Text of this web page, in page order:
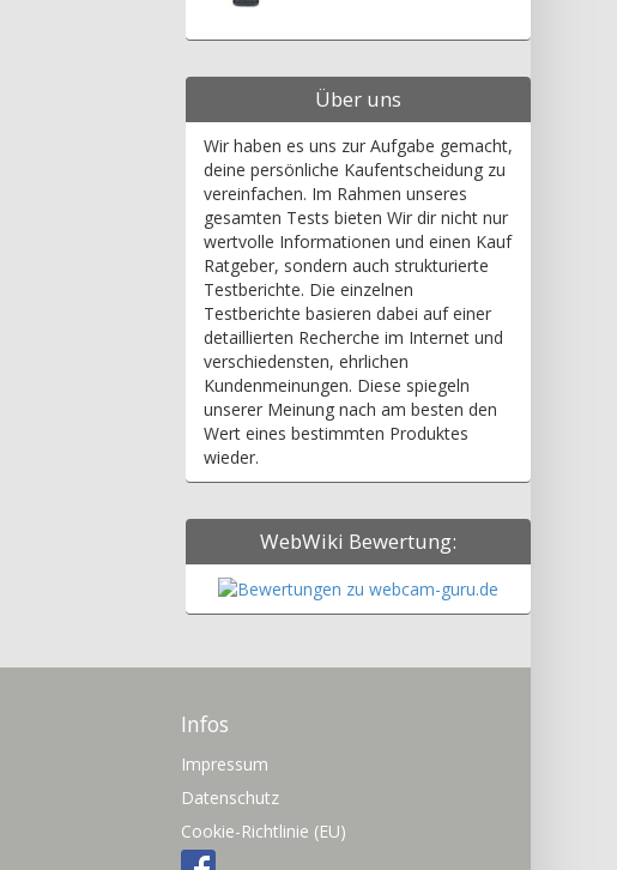
Über uns
Wir haben es uns zur Aufgabe gemacht,
deine persönliche Kaufentscheidung zu
vereinfachen. Im Rahmen unseres
gesamten Tests bieten Wir dir nicht nur
wertvolle Informationen und einen Kauf
Ratgeber, sondern auch strukturierte
Testberichte. Die einzelnen
Testberichte basieren dabei auf einer
detaillierten Recherche im Internet und
verschiedensten, ehrlichen
Kundenmeinungen. Diese spiegeln
unserer Meinung nach am besten den
Wert eines bestimmten Produktes
wieder.
WebWiki Bewertung:
Infos
Impressum
Datenschutz
Cookie-Richtlinie (EU)